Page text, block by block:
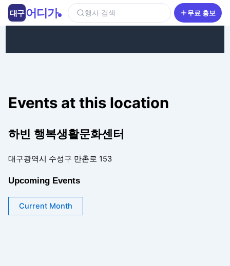
콘텐츠로 건너뛰기
Events at this location
하빈 행복생활문화센터
대구광역시 수성구 만촌로 153
Upcoming Events
Current Month
대구 어디가 행사 검색 무료 홍보